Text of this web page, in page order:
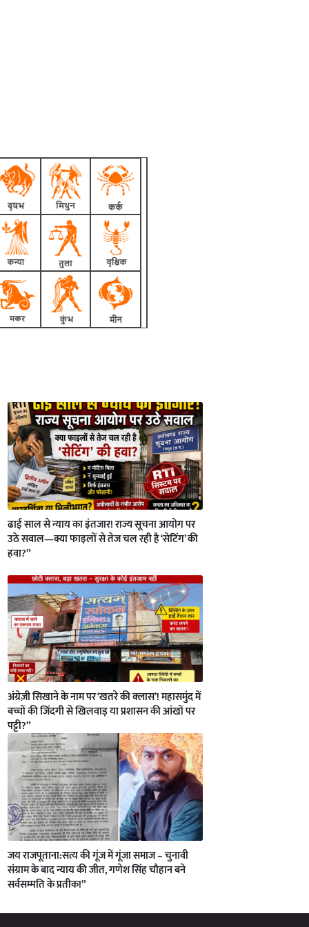
ढाई साल से न्याय का इंतजार! राज्य सूचना आयोग पर
उठे सवाल—क्या फाइलों से तेज चल रही है ‘सेटिंग’ की
हवा?”
अंग्रेज़ी सिखाने के नाम पर ‘खतरे की क्लास’! महासमुंद में
बच्चों की जिंदगी से खिलवाड़ या प्रशासन की आंखों पर
पट्टी?”
जय राजपूताना:सत्य की गूंज में गूंजा समाज – चुनावी
संग्राम के बाद न्याय की जीत, गणेश सिंह चौहान बने
सर्वसम्मति के प्रतीक!”